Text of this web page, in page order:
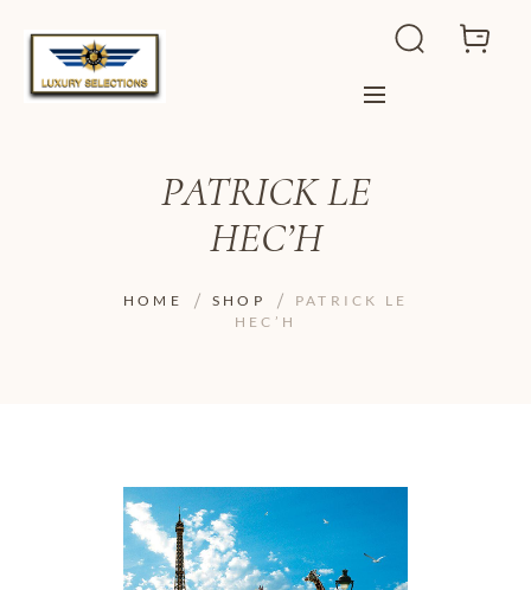
PATRICK LE
HEC’H
HOME SHOP
PATRICK LE
HEC’H